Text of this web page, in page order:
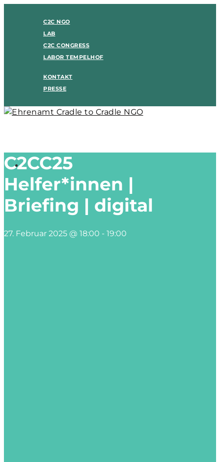
C2C NGO
LAB
C2C CONGRESS
LABOR TEMPELHOF
KONTAKT
PRESSE
C2CC25
Helfer*innen |
Briefing | digital
27. Februar 2025 @ 18:00 - 19:00